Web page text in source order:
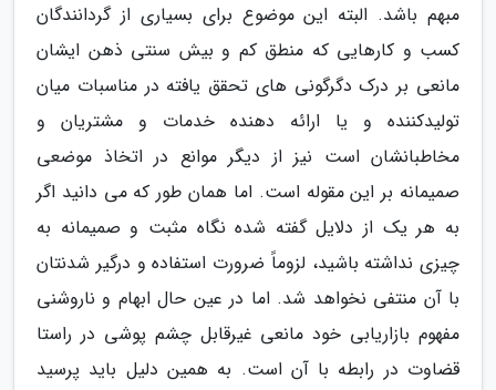
مبهم باشد. البته این موضوع برای بسیاری از گردانندگان
کسب و کارهایی که منطق کم و بیش سنتی ذهن ایشان
مانعی بر درک دگرگونی های تحقق یافته در مناسبات میان
تولیدکننده و یا ارائه دهنده خدمات و مشتریان و
مخاطبانشان است نیز از دیگر موانع در اتخاذ موضعی
صمیمانه بر این مقوله است. اما همان طور که می دانید اگر
به هر یک از دلایل گفته شده نگاه مثبت و صمیمانه به
چیزی نداشته باشید، لزوماً ضرورت استفاده و درگیر شدنتان
با آن منتفی نخواهد شد. اما در عین حال ابهام و ناروشنی
مفهوم بازاریابی خود مانعی غیرقابل چشم پوشی در راستا
قضاوت در رابطه با آن است. به همین دلیل باید پرسید